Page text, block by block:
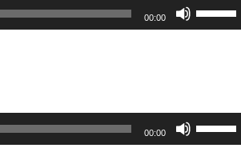
00:00
ボ
リ
節
00:00
ボ
リ